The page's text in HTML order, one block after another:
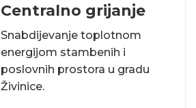
Centralno grijanje
Snabdijevanje toplotnom
energijom stambenih i
poslovnih prostora u gradu
Živinice.